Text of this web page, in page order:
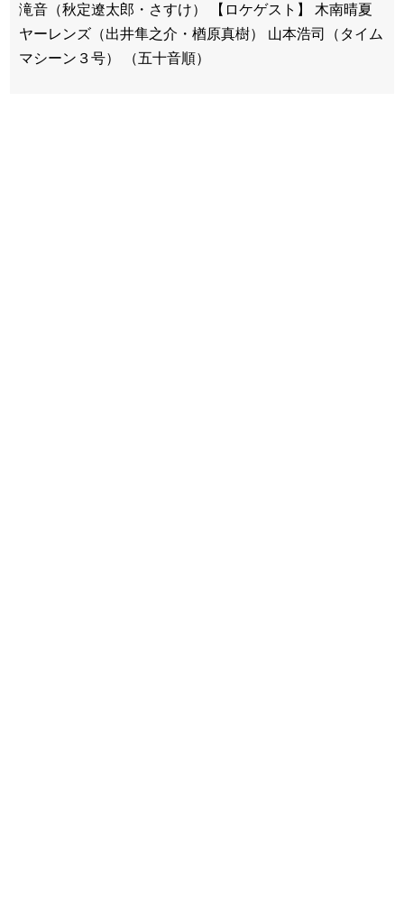
滝音（秋定遼太郎・さすけ） 【ロケゲスト】 木南晴夏
ヤーレンズ（出井隼之介・楢原真樹） 山本浩司（タイム
マシーン３号） （五十音順）